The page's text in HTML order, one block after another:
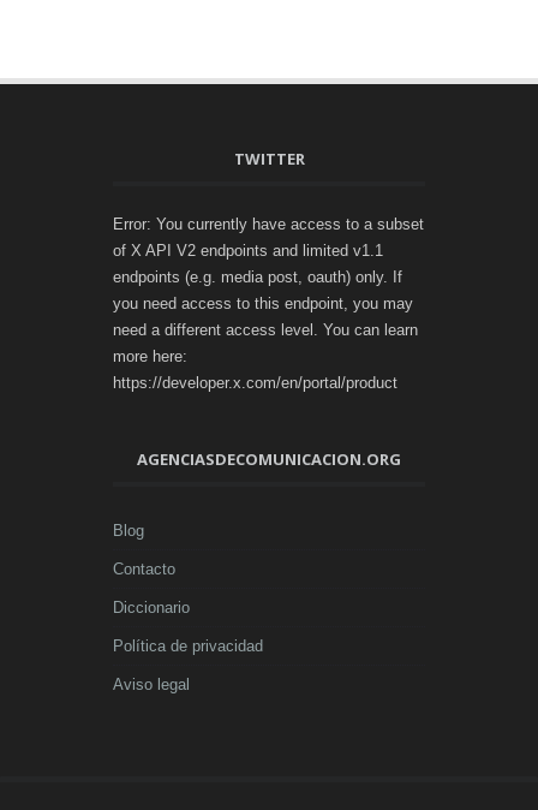
TWITTER
Error: You currently have access to a subset
of X API V2 endpoints and limited v1.1
endpoints (e.g. media post, oauth) only. If
you need access to this endpoint, you may
need a different access level. You can learn
more here:
https://developer.x.com/en/portal/product
AGENCIASDECOMUNICACION.ORG
Blog
Contacto
Diccionario
Política de privacidad
Aviso legal